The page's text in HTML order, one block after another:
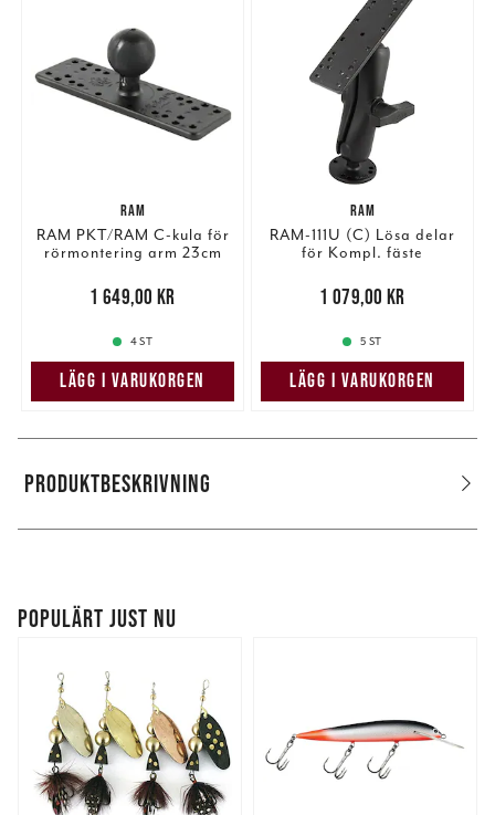
RAM
RAM PKT/RAM C-kula för
rörmontering arm 23cm
1 649,00 kr
1 649,00 kr
4 ST
LÄGG I VARUKORGEN
RAM
RAM-111U (C) Lösa delar
för Kompl. fäste
1 079,00 kr
1 079,00 kr
5 ST
LÄGG I VARUKORGEN
PRODUKTBESKRIVNING
POPULÄRT JUST NU